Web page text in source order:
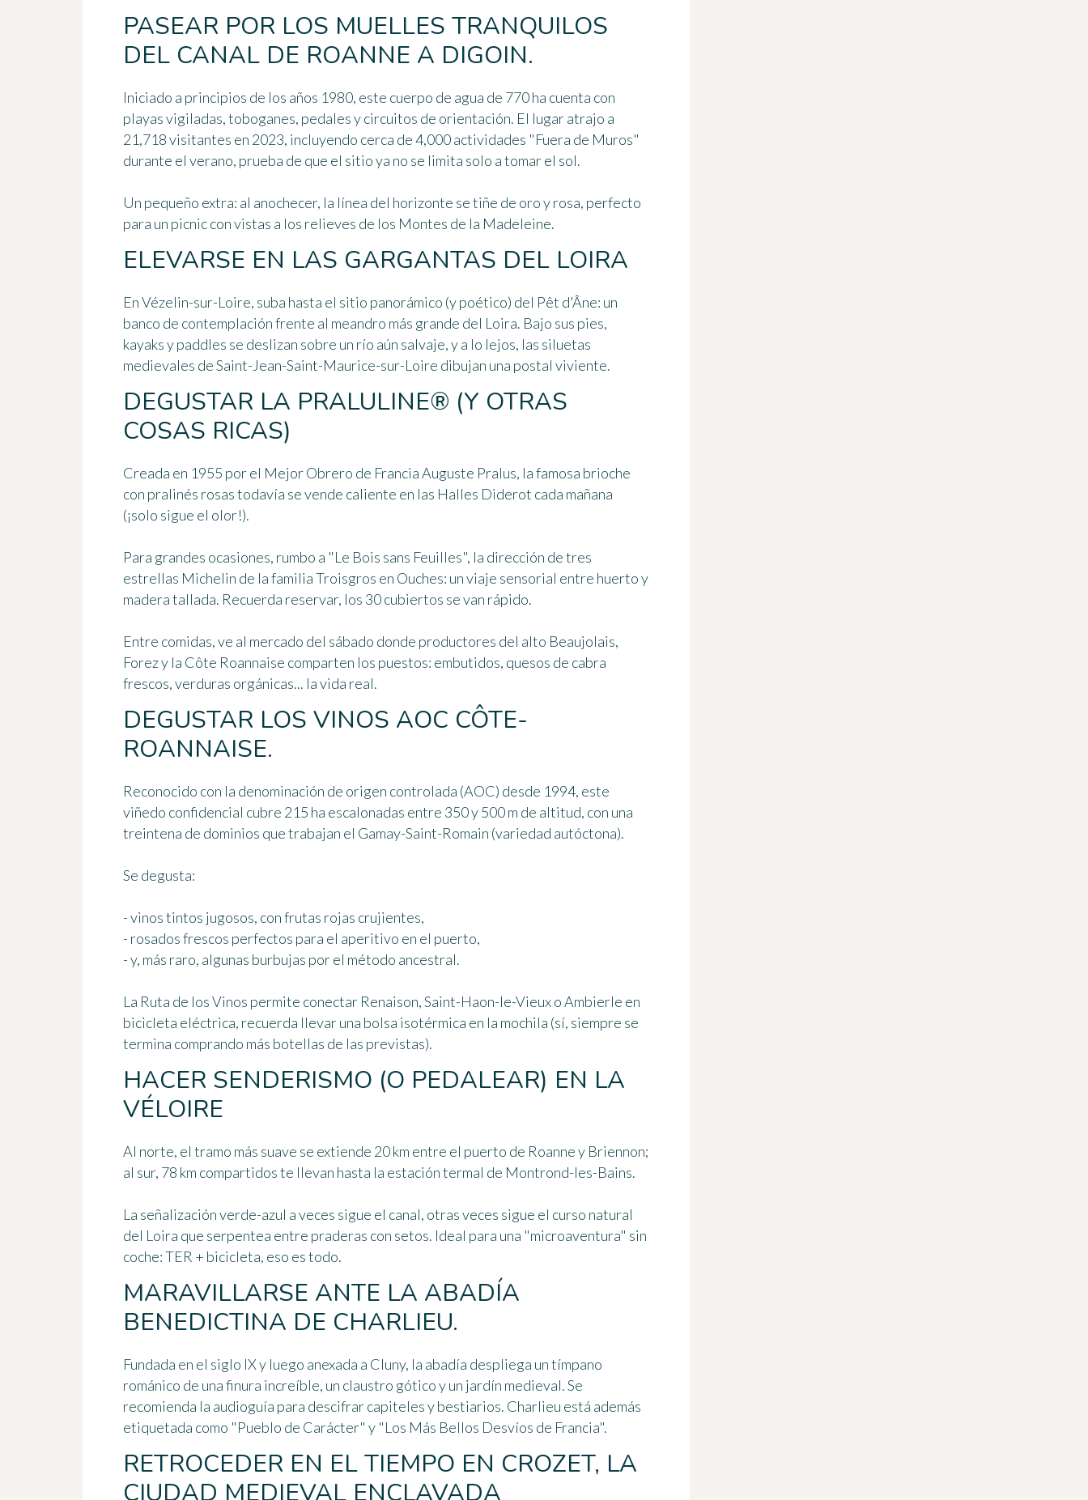
PASEAR POR LOS MUELLES TRANQUILOS
DEL CANAL DE ROANNE A DIGOIN.
Iniciado a principios de los años 1980, este cuerpo de agua de 770 ha cuenta con
playas vigiladas, toboganes, pedales y circuitos de orientación. El lugar atrajo a
21,718 visitantes en 2023, incluyendo cerca de 4,000 actividades "Fuera de Muros"
durante el verano, prueba de que el sitio ya no se limita solo a tomar el sol.
Un pequeño extra: al anochecer, la línea del horizonte se tiñe de oro y rosa, perfecto
para un picnic con vistas a los relieves de los Montes de la Madeleine.
ELEVARSE EN LAS GARGANTAS DEL LOIRA
En Vézelin-sur-Loire, suba hasta el sitio panorámico (y poético) del Pêt d'Âne: un
banco de contemplación frente al meandro más grande del Loira. Bajo sus pies,
kayaks y paddles se deslizan sobre un río aún salvaje, y a lo lejos, las siluetas
medievales de Saint-Jean-Saint-Maurice-sur-Loire dibujan una postal viviente.
DEGUSTAR LA PRALULINE® (Y OTRAS
COSAS RICAS)
Creada en 1955 por el Mejor Obrero de Francia Auguste Pralus, la famosa brioche
con pralinés rosas todavía se vende caliente en las Halles Diderot cada mañana
(¡solo sigue el olor!).
Para grandes ocasiones, rumbo a "Le Bois sans Feuilles", la dirección de tres
estrellas Michelin de la familia Troisgros en Ouches: un viaje sensorial entre huerto y
madera tallada. Recuerda reservar, los 30 cubiertos se van rápido.
Entre comidas, ve al mercado del sábado donde productores del alto Beaujolais,
Forez y la Côte Roannaise comparten los puestos: embutidos, quesos de cabra
frescos, verduras orgánicas... la vida real.
DEGUSTAR LOS VINOS AOC CÔTE-
ROANNAISE.
Reconocido con la denominación de origen controlada (AOC) desde 1994, este
viñedo confidencial cubre 215 ha escalonadas entre 350 y 500 m de altitud, con una
treintena de dominios que trabajan el Gamay-Saint-Romain (variedad autóctona).
Se degusta:
- vinos tintos jugosos, con frutas rojas crujientes,
- rosados frescos perfectos para el aperitivo en el puerto,
- y, más raro, algunas burbujas por el método ancestral.
La Ruta de los Vinos permite conectar Renaison, Saint-Haon-le-Vieux o Ambierle en
bicicleta eléctrica, recuerda llevar una bolsa isotérmica en la mochila (sí, siempre se
termina comprando más botellas de las previstas).
HACER SENDERISMO (O PEDALEAR) EN LA
VÉLOIRE
Al norte, el tramo más suave se extiende 20 km entre el puerto de Roanne y Briennon;
al sur, 78 km compartidos te llevan hasta la estación termal de Montrond-les-Bains.
La señalización verde-azul a veces sigue el canal, otras veces sigue el curso natural
del Loira que serpentea entre praderas con setos. Ideal para una "microaventura" sin
coche: TER + bicicleta, eso es todo.
MARAVILLARSE ANTE LA ABADÍA
BENEDICTINA DE CHARLIEU.
Fundada en el siglo IX y luego anexada a Cluny, la abadía despliega un tímpano
románico de una finura increíble, un claustro gótico y un jardín medieval. Se
recomienda la audioguía para descifrar capiteles y bestiarios. Charlieu está además
etiquetada como "Pueblo de Carácter" y "Los Más Bellos Desvíos de Francia".
RETROCEDER EN EL TIEMPO EN CROZET, LA
CIUDAD MEDIEVAL ENCLAVADA